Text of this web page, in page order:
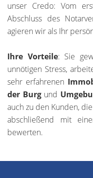
unser Credo: Vom
Abschluss des
agieren wir als Ihr
Ihre Vorteile: Sie
unnötigen Stress,
sehr erfahrenen
der Burg und
auch zu den Kunden,
abschließend mit
bewerten.